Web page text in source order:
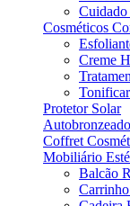
Cosméticos
Creme
Tonificar
Protetor Solar
Coffret
Mobiliário
Balcão